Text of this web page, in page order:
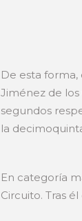
De esta
Jiménez de
segundos
la
En categoría
Circuito. Tras